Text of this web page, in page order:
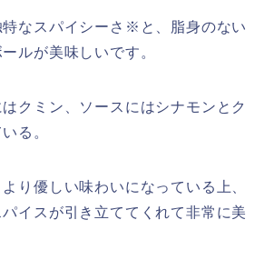
特なスパイシーさ※と、脂身のない
ルが美味しいです。
クミン、ソースにはシナモンとク
る。
り優しい味わいになっている上、
イスが引き立ててくれて非常に美